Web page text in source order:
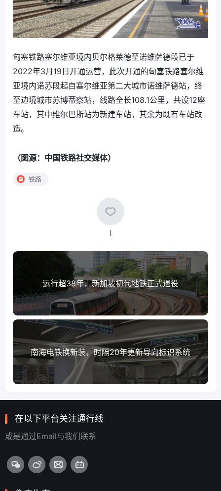
匈塞铁路塞尔维亚境内贝尔格莱德至诺维萨德段已于
2022年3月19日开通运营，此次开通的匈塞铁路塞尔维
亚境内诺苏段起自塞尔维亚第二大城市诺维萨德站，终
至边境城市苏博蒂察站，线路全长108.1公里，共设12座
车站，其中维尔巴斯站为新建车站，其余为既有车站改
造。
（图源：中国铁路社交媒体）
铁路
1
运行超38年，新加坡初代地铁正式退役
南海电铁换新装，时隔20年更新导向标识系统
在以下平台关注通行线
或是通过Email与我们联系